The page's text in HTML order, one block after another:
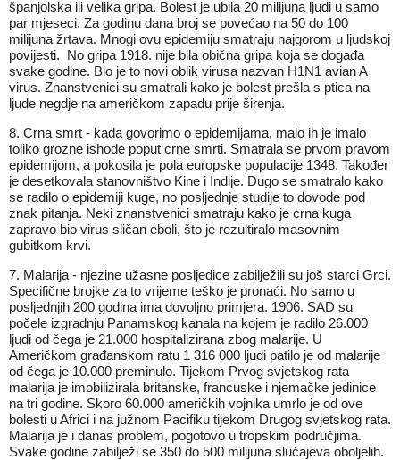
španjolska ili velika gripa. Bolest je ubila 20 milijuna ljudi u samo
par mjeseci. Za godinu dana broj se povećao na 50 do 100
milijuna žrtava. Mnogi ovu epidemiju smatraju najgorom u ljudskoj
povijesti. No gripa 1918. nije bila obična gripa koja se događa
svake godine. Bio je to novi oblik virusa nazvan H1N1 avian A
virus. Znanstvenici su smatrali kako je bolest prešla s ptica na
ljude negdje na američkom zapadu prije širenja.
8. Crna smrt - kada govorimo o epidemijama, malo ih je imalo
toliko grozne ishode poput crne smrti. Smatrala se prvom pravom
epidemijom, a pokosila je pola europske populacije 1348. Također
je desetkovala stanovništvo Kine i Indije. Dugo se smatralo kako
se radilo o epidemiji kuge, no posljednje studije to dovode pod
znak pitanja. Neki znanstvenici smatraju kako je crna kuga
zapravo bio virus sličan eboli, što je rezultiralo masovnim
gubitkom krvi.
7. Malarija - njezine užasne posljedice zabilježili su još starci Grci.
Specifične brojke za to vrijeme teško je pronaći. No samo u
posljednjih 200 godina ima dovoljno primjera. 1906. SAD su
počele izgradnju Panamskog kanala na kojem je radilo 26.000
ljudi od čega je 21.000 hospitalizirana zbog malarije. U
Američkom građanskom ratu 1 316 000 ljudi patilo je od malarije
od čega je 10.000 preminulo. Tijekom Prvog svjetskog rata
malarija je imobilizirala britanske, francuske i njemačke jedinice
na tri godine. Skoro 60.000 američkih vojnika umrlo je od ove
bolesti u Africi i na južnom Pacifiku tijekom Drugog svjetskog rata.
Malarija je i danas problem, pogotovo u tropskim područjima.
Svake godine zabilježi se 350 do 500 milijuna slučajeva oboljelih.